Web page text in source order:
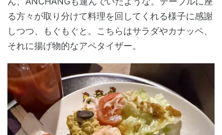
る方々が取り分けて料理を回してくれる様子に感謝
しつつ、もぐもぐと。こちらはサラダやカナッペ、
それに揚げ物的なアペタイザー。